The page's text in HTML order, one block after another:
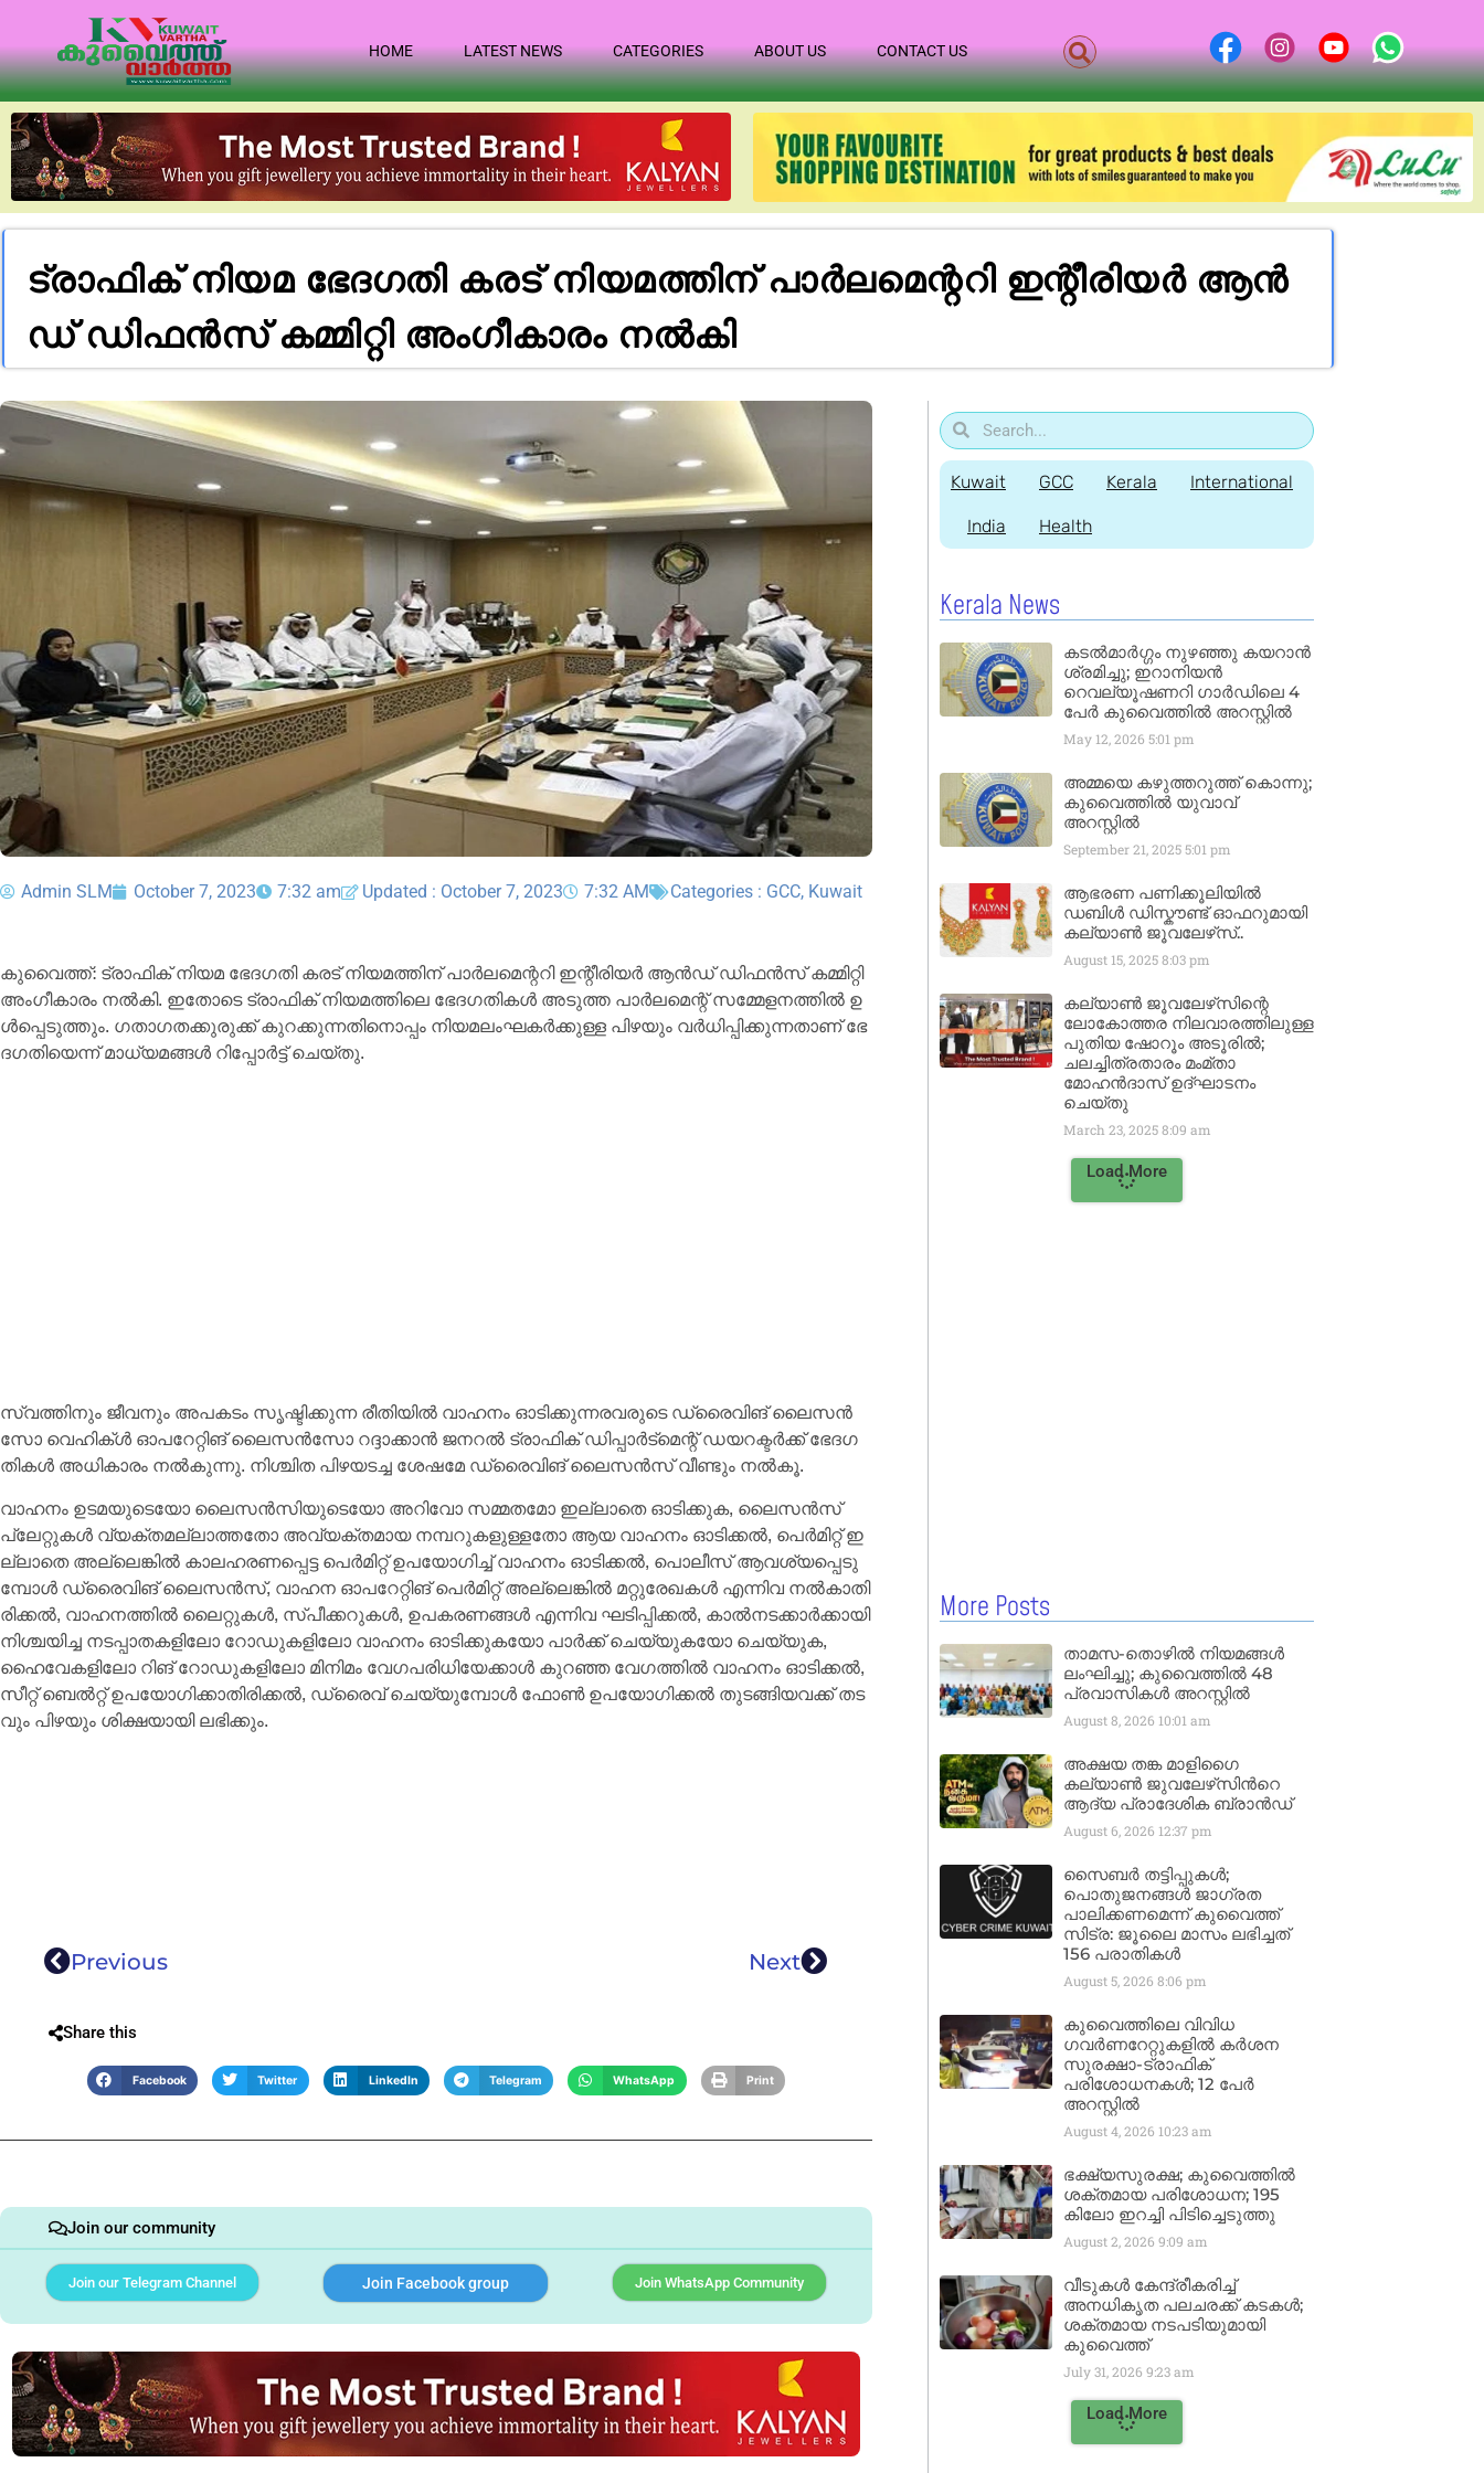
HOME LATEST NEWS CATEGORIES ABOUT US CONTACT US
ട്രാ​ഫി​ക് നി​യ​മ ഭേ​ദ​ഗ​തി ക​ര​ട് നി​യ​മ​ത്തി​ന് പാ​ർ​ല​മെ​ന്റ​റി ഇ​ന്റീ​രി​യ​ർ ആ​ൻ​
ഡ് ഡി​ഫ​ൻ​സ് ക​മ്മി​റ്റി അം​ഗീ​കാ​രം നൽകി
Admin SLM October 7, 2023 7:32 am Updated : October 7, 2023 7:32 AM Categories : GCC, Kuwait
കു​വൈ​ത്ത്: ട്രാ​ഫി​ക് നി​യ​മ ഭേ​ദ​ഗ​തി ക​ര​ട് നി​യ​മ​ത്തി​ന് പാ​ർ​ല​മെ​ന്റ​റി ഇ​ന്റീ​രി​യ​ർ ആ​ൻ​ഡ് ഡി​ഫ​ൻ​സ് ക​മ്മി​റ്റി
അം​ഗീ​കാ​രം നൽകി. ഇ​തോ​ടെ ട്രാ​ഫി​ക് നി​യ​മ​ത്തി​ലെ ഭേ​ദ​ഗ​തി​ക​ൾ അ​ടു​ത്ത പാ​ർ​ല​മെ​ന്റ് സ​മ്മേ​ള​ന​ത്തി​ൽ ഉ​
ൾ​പ്പെ​ടു​ത്തും. ഗ​താ​ഗ​ത​ക്കു​രു​ക്ക് കു​റ​ക്കു​ന്ന​തി​നൊ​പ്പം നി​യ​മ​ലം​ഘ​ക​ർ​ക്കു​ള്ള പി​ഴ​യും വ​ർ​ധി​പ്പി​ക്കു​ന്ന​താ​ണ് ഭേ​
ദ​ഗ​തി​യെ​ന്ന് മാ​ധ്യ​മ​ങ്ങ​ൾ റി​പ്പോ​ർ​ട്ട് ചെ​യ്തു.
സ്വ​ത്തി​നും ജീ​വ​നും അ​പ​ക​ടം സൃ​ഷ്ടി​ക്കുന്ന രീതിയിൽ വാഹനം ഓടിക്കുന്നരവരുടെ ഡ്രൈ​വി​ങ് ലൈ​സ​ൻ​
സോ വെ​ഹി​ക്ൾ ഓ​പ​റേ​റ്റി​ങ് ലൈ​സ​ൻ​സോ റ​ദ്ദാ​ക്കാ​ൻ ജ​ന​റ​ൽ ട്രാ​ഫി​ക് ഡി​പ്പാ​ർ​ട്മെ​ന്റ് ഡ​യ​റ​ക്ട​ർ​ക്ക് ഭേ​ദ​ഗ​
തി​ക​ൾ അ​ധി​കാ​രം ന​ൽ​കു​ന്നു. നി​ശ്ചി​ത പി​ഴ​യ​ട​ച്ച ശേ​ഷ​മേ ഡ്രൈ​വി​ങ് ലൈ​സ​ൻ​സ് വീ​ണ്ടും ന​ൽ​കൂ.
വാ​ഹ​നം ഉ​ട​മ​യു​ടെ​യോ ലൈ​സ​ൻ​സി​യു​ടെ​യോ അ​റി​വോ സ​മ്മ​ത​മോ ഇ​ല്ലാ​തെ ഓ​ടി​ക്കു​ക, ലൈ​സ​ൻ​സ്
പ്ലേ​റ്റു​ക​ൾ വ്യ​ക്ത​മ​ല്ലാ​ത്ത​തോ അ​വ്യ​ക്ത​മാ​യ ന​മ്പ​റു​ക​ളു​ള്ള​തോ ആ​യ വാ​ഹ​നം ഓ​ടി​ക്ക​ൽ, പെ​ർ​മി​റ്റ് ഇ​
ല്ലാ​തെ അ​ല്ലെ​ങ്കി​ൽ കാ​ല​ഹ​ര​ണ​പ്പെ​ട്ട പെ​ർ​മി​റ്റ് ഉ​പ​യോ​ഗി​ച്ച് വാ​ഹ​നം ഓ​ടി​ക്ക​ൽ, പൊ​ലീ​സ് ആ​വ​ശ്യ​പ്പെ​ടു​
മ്പോ​ൾ ഡ്രൈ​വി​ങ് ലൈ​സ​ൻ​സ്, വാ​ഹ​ന ഓ​പ​റേ​റ്റി​ങ് പെ​ർ​മി​റ്റ് അ​ല്ലെ​ങ്കി​ൽ മ​റ്റു​രേ​ഖ​ക​ൾ എ​ന്നി​വ ന​ൽ​കാ​തി​
രി​ക്ക​ൽ, വാ​ഹ​ന​ത്തി​ൽ ലൈ​റ്റു​ക​ൾ, സ്പീ​ക്ക​റു​ക​ൾ, ഉ​പ​ക​ര​ണ​ങ്ങ​ൾ എ​ന്നി​വ ഘ​ടി​പ്പി​ക്ക​ൽ, കാ​ൽ​ന​ട​ക്കാ​ർ​ക്കാ​യി
നി​ശ്ച​യി​ച്ച ന​ട​പ്പാ​ത​ക​ളി​ലോ റോ​ഡു​ക​ളി​ലോ വാ​ഹ​നം ഓ​ടി​ക്കു​ക​യോ പാ​ർ​ക്ക് ചെ​യ്യു​ക​യോ ചെ​യ്യു​ക,
ഹൈ​വേ​ക​ളി​ലോ റി​ങ് റോ​ഡു​ക​ളി​ലോ മി​നി​മം വേ​ഗ​പ​രി​ധി​യേ​ക്കാ​ൾ കു​റ​ഞ്ഞ വേ​ഗ​ത്തി​ൽ വാ​ഹ​നം ഓ​ടി​ക്ക​ൽ,
സീ​റ്റ് ബെ​ൽ​റ്റ് ഉ​പ​യോ​ഗി​ക്കാ​തി​രി​ക്ക​ൽ, ഡ്രൈ​വ് ചെ​യ്യു​മ്പോ​ൾ ഫോ​ൺ ഉ​പ​യോ​ഗി​ക്ക​ൽ തു​ട​ങ്ങി​യ​വ​ക്ക് ത​ട​
വും പി​ഴ​യും ശി​ക്ഷ​യാ​യി ല​ഭി​ക്കും.
Previous Next
Share this
Facebook Twitter LinkedIn Telegram WhatsApp Print
Join our community
Join our Telegram Channel Join Facebook group Join WhatsApp Community
Kuwait GCC Kerala International
India Health
Kerala News
കടൽമാർഗ്ഗം നുഴഞ്ഞു കയറാൻ
ശ്രമിച്ചു; ഇറാനിയൻ
റെവല്യൂഷണറി ഗാർഡിലെ 4
പേർ കുവൈത്തിൽ അറസ്റ്റിൽ
May 12, 2026 5:01 pm
അമ്മയെ കഴുത്തറുത്ത് കൊന്നു;
കുവൈത്തിൽ യുവാവ്
അറസ്റ്റിൽ
September 21, 20255:01 pm
ആഭരണ പണിക്കൂലിയിൽ
ഡബിൾ ഡിസ്കൗണ്ട് ഓഫറുമായി
കല്യാൺ ജൂവലേഴ്‌സ്..
August 15, 20258:03 pm
കല്യാൺ ജൂവലേഴ്‌സിന്റെ
ലോകോത്തര നിലവാരത്തിലുള്ള
പുതിയ ഷോറൂം അടൂരിൽ;
ചലച്ചിത്രതാരം മംമ്താ
മോഹൻദാസ് ഉദ്ഘാടനം
ചെയ്‌തു
March 23, 20258:09 am
Load More
More Posts
താമസ-തൊഴിൽ നിയമങ്ങൾ
ലംഘിച്ചു; കുവൈത്തിൽ 48
പ്രവാസികൾ അറസ്റ്റിൽ
August 8, 2026 10:01 am
അക്ഷയ തങ്ക മാളിഗൈ
കല്യാണ്‍ ജുവലേഴ്‌സിന്‍റെ
ആദ്യ പ്രാദേശിക ബ്രാന്‍ഡ്
August 6, 2026 12:37 pm
സൈബർ തട്ടിപ്പുകൾ;
പൊതുജനങ്ങൾ ജാഗ്രത
പാലിക്കണമെന്ന് കുവൈത്ത്
സിട്ര: ജൂലൈ മാസം ലഭിച്ചത്
156 പരാതികൾ
August 5, 2026 8:06 pm
കുവൈത്തിലെ വിവിധ
ഗവർണറേറ്റുകളിൽ കർശന
സുരക്ഷാ-ട്രാഫിക്
പരിശോധനകൾ; 12 പേർ
അറസ്റ്റിൽ
August 4, 2026 10:23 am
ഭക്ഷ്യസുരക്ഷ; കുവൈത്തിൽ
ശക്തമായ പരിശോധന; 195
കിലോ ഇറച്ചി പിടിച്ചെടുത്തു
August 2, 2026 9:09 am
വീടുകൾ കേന്ദ്രീകരിച്ച്
അനധികൃത പലചരക്ക് കടകൾ;
ശക്തമായ നടപടിയുമായി
കുവൈത്ത്
July 31, 2026 9:23 am
Load More